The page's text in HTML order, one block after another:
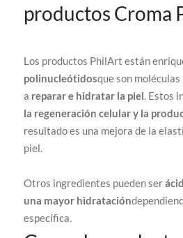
productos Croma
Los productos PhilArt están
polinucleótidosque son
a reparar e hidratar la piel. Estos
la regeneración celular y la
resultado es una mejora de la
piel.
Otros ingredientes pueden ser
una mayor hidratación
específica.